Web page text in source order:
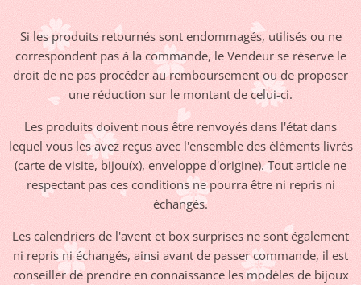
Si les produits retournés sont endommagés, utilisés ou ne
correspondent pas à la commande, le Vendeur se réserve le
droit de ne pas procéder au remboursement ou de proposer
une réduction sur le montant de celui-ci.
Les produits doivent nous être renvoyés dans l'état dans
lequel vous les avez reçus avec l'ensemble des éléments livrés
(carte de visite, bijou(x), enveloppe d'origine). Tout article ne
respectant pas ces conditions ne pourra être ni repris ni
échangés.
Les calendriers de l'avent et box surprises ne sont également
ni repris ni échangés, ainsi avant de passer commande, il est
conseiller de prendre en connaissance les modèles de bijoux